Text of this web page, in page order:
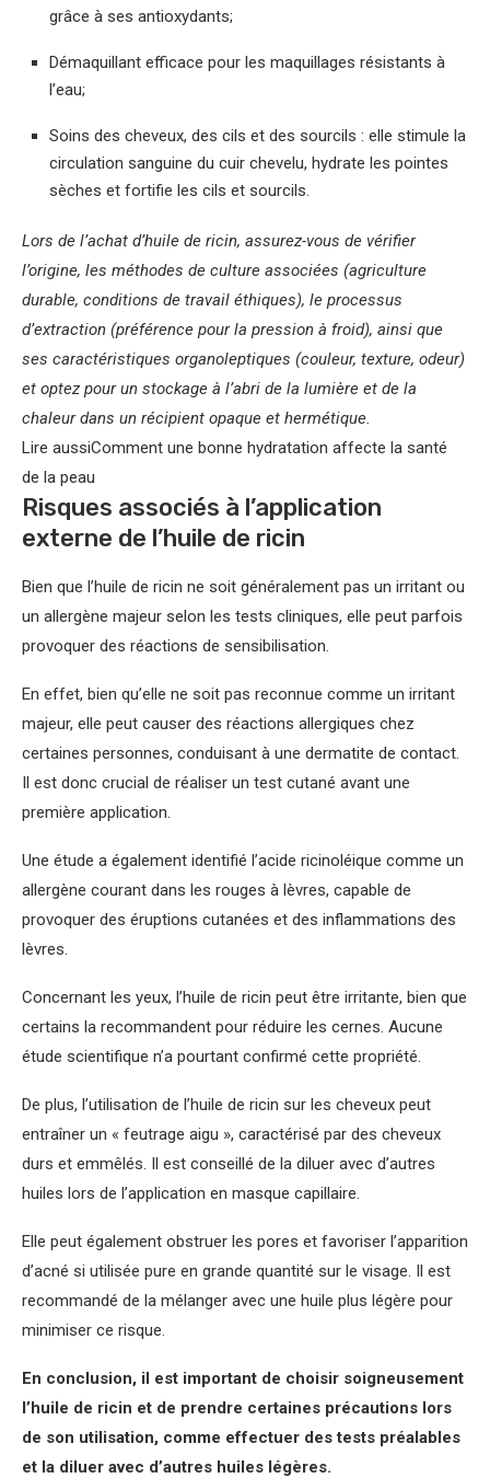
grâce à ses antioxydants;
Démaquillant efficace pour les maquillages résistants à
l’eau;
Soins des cheveux, des cils et des sourcils : elle stimule la
circulation sanguine du cuir chevelu, hydrate les pointes
sèches et fortifie les cils et sourcils.
Lors de l’achat d’huile de ricin, assurez-vous de vérifier
l’origine, les méthodes de culture associées (agriculture
durable, conditions de travail éthiques), le processus
d’extraction (préférence pour la pression à froid), ainsi que
ses caractéristiques organoleptiques (couleur, texture, odeur)
et optez pour un stockage à l’abri de la lumière et de la
chaleur dans un récipient opaque et hermétique.
Lire aussiComment une bonne hydratation affecte la santé
de la peau
Risques associés à l’application
externe de l’huile de ricin
Bien que l’huile de ricin ne soit généralement pas un irritant ou
un allergène majeur selon les tests cliniques, elle peut parfois
provoquer des réactions de sensibilisation.
En effet, bien qu’elle ne soit pas reconnue comme un irritant
majeur, elle peut causer des réactions allergiques chez
certaines personnes, conduisant à une dermatite de contact.
Il est donc crucial de réaliser un test cutané avant une
première application.
Une étude a également identifié l’acide ricinoléique comme un
allergène courant dans les rouges à lèvres, capable de
provoquer des éruptions cutanées et des inflammations des
lèvres.
Concernant les yeux, l’huile de ricin peut être irritante, bien que
certains la recommandent pour réduire les cernes. Aucune
étude scientifique n’a pourtant confirmé cette propriété.
De plus, l’utilisation de l’huile de ricin sur les cheveux peut
entraîner un « feutrage aigu », caractérisé par des cheveux
durs et emmêlés. Il est conseillé de la diluer avec d’autres
huiles lors de l’application en masque capillaire.
Elle peut également obstruer les pores et favoriser l’apparition
d’acné si utilisée pure en grande quantité sur le visage. Il est
recommandé de la mélanger avec une huile plus légère pour
minimiser ce risque.
En conclusion, il est important de choisir soigneusement
l’huile de ricin et de prendre certaines précautions lors
de son utilisation, comme effectuer des tests préalables
et la diluer avec d’autres huiles légères.